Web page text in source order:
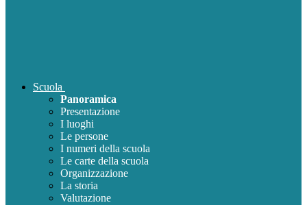
Scuola
Panoramica
Presentazione
I luoghi
Le persone
I numeri della scuola
Le carte della scuola
Organizzazione
La storia
Valutazione